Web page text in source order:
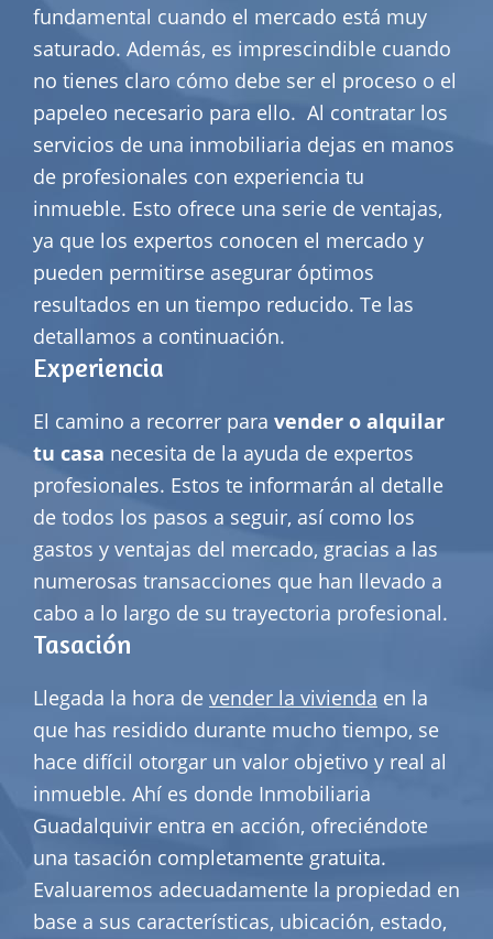
fundamental cuando el mercado está muy
saturado. Además, es imprescindible cuando
no tienes claro cómo debe ser el proceso o el
papeleo necesario para ello. Al contratar los
servicios de una inmobiliaria dejas en manos
de profesionales con experiencia tu
inmueble. Esto ofrece una serie de ventajas,
ya que los expertos conocen el mercado y
pueden permitirse asegurar óptimos
resultados en un tiempo reducido. Te las
detallamos a continuación.
Experiencia
El camino a recorrer para vender o alquilar
tu casa necesita de la ayuda de expertos
profesionales. Estos te informarán al detalle
de todos los pasos a seguir, así como los
gastos y ventajas del mercado, gracias a las
numerosas transacciones que han llevado a
cabo a lo largo de su trayectoria profesional.
Tasación
Llegada la hora de vender la vivienda en la
que has residido durante mucho tiempo, se
hace difícil otorgar un valor objetivo y real al
inmueble. Ahí es donde Inmobiliaria
Guadalquivir entra en acción, ofreciéndote
una tasación completamente gratuita.
Evaluaremos adecuadamente la propiedad en
base a sus características, ubicación, estado,